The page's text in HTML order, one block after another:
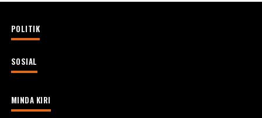
POLITIK
SOSIAL
MINDA KIRI